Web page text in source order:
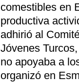
comestibles en
productiva
adhirió al
Jóvenes
no apoyaba a
organizó en